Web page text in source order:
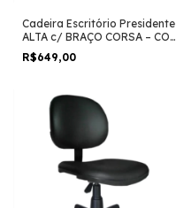
Cadeira Escritório Presidente
ALTA c/ BRAÇO CORSA – COR
PRETO -MARTIFLEX – 32958
R$649,00